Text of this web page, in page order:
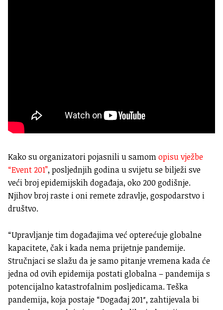
Kako su organizatori pojasnili u samomopisu vježbe
“Event 201”, posljednjih godina u svijetu se bilježi sve
veći broj epidemijskih događaja, oko 200 godišnje.
Njihov broj raste i oni remete zdravlje, gospodarstvo i
društvo.
“Upravljanje tim događajima već opterećuje globalne
kapacitete, čak i kada nema prijetnje pandemije.
Stručnjaci se slažu da je samo pitanje vremena kada će
jedna od ovih epidemija postati globalna – pandemija s
potencijalno katastrofalnim posljedicama. Teška
pandemija, koja postaje “Događaj 201″, zahtijevala bi